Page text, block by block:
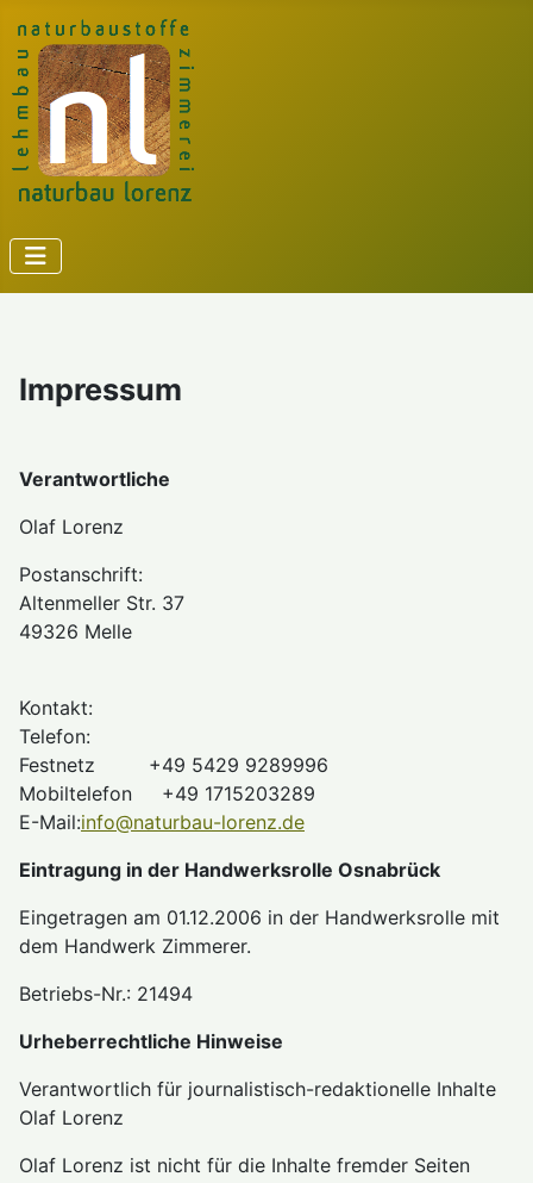
Impressum
Verantwortliche
Olaf Lorenz
Postanschrift:
Altenmeller Str. 37
49326 Melle
Kontakt:
Telefon:
Festnetz +49 5429 9289996
Mobiltelefon +49 1715203289
E-Mail:info@naturbau-lorenz.de
Eintragung in der Handwerksrolle Osnabrück
Eingetragen am 01.12.2006 in der Handwerksrolle mit
dem Handwerk Zimmerer.
Betriebs-Nr.: 21494
Urheberrechtliche Hinweise
Verantwortlich für journalistisch-redaktionelle Inhalte
Olaf Lorenz
Olaf Lorenz ist nicht für die Inhalte fremder Seiten